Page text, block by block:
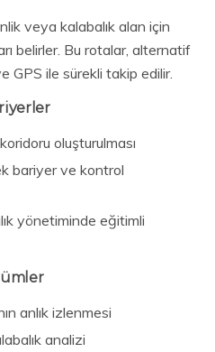
veya kalabalık alan için
belirler. Bu rotalar, alternatif
GPS ile sürekli takip edilir.
oluşturulması
bariyer ve kontrol
yönetiminde eğitimli
anlık izlenmesi
analizi